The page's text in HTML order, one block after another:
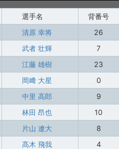
選手名
背番号
清原 幸将
26
武者 壮輝
7
江藤 雄樹
23
岡﨑 大星
0
中里 高郎
9
林田 昂也
10
片山 遼大
8
髙木 飛我
4